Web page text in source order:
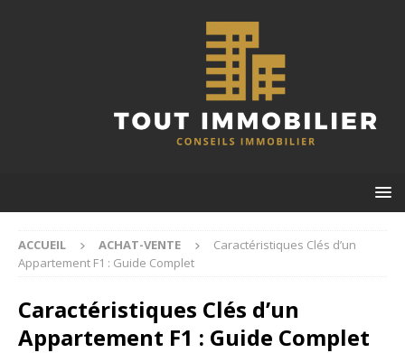
ACCUEIL ACHAT-VENTE
Caractéristiques Clés d’un
Appartement F1 : Guide Complet
Caractéristiques Clés d’un
Appartement F1 : Guide Complet